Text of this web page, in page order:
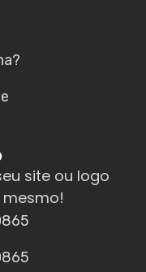
site ou logo